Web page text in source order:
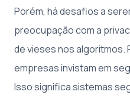
Porém, há desafios a
preocupação com a
de vieses nos algoritmos.
empresas invistam em
Isso significa sistemas